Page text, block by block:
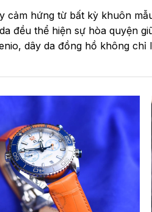
cảm hứng từ bất kỳ khuôn
đều thể hiện sự hòa quyện
dây da đồng hồ không